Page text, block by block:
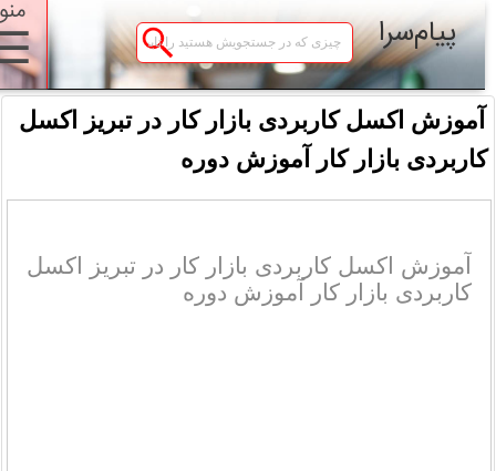
منو
☰ پیام‌سرا
آموزش اکسل کاربردی بازار کار در تبریز اکسل
بازار کار آموزش دوره
آموزش اکسل کاربردی بازار کار در تبریز اکسل
کاربردی بازار کار آموزش دوره